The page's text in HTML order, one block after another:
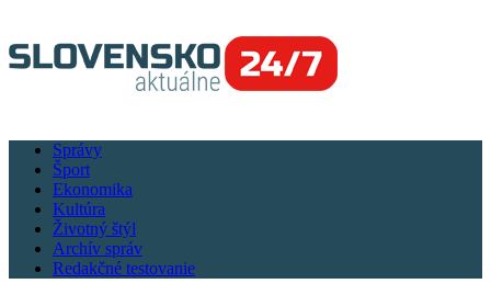
Správy
Šport
Ekonomika
Kultúra
Životný štýl
Archív správ
Redakčné testovanie